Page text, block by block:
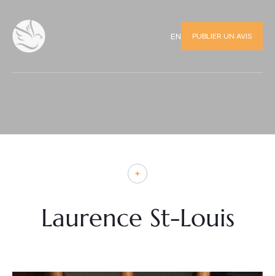
EN PUBLIER UN AVIS
Laurence St-Louis